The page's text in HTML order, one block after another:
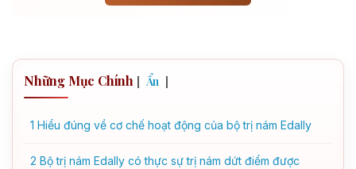
Những Mục Chính [ Ẩn ]
1 Hiểu đúng về cơ chế hoạt động của bộ trị nám Edally
2 Bộ trị nám Edally có thực sự trị nám dứt điểm được